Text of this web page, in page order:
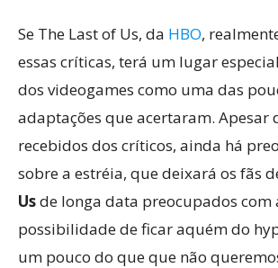
Se The Last of Us, da HBO,
essas críticas, terá um lugar
dos videogames como uma das
adaptações que acertaram. Apesar
recebidos dos críticos, ainda há
sobre a estréia, que deixará os fãs
Usde longa data preocupados com
possibilidade de ficar aquém do
um pouco do que que não